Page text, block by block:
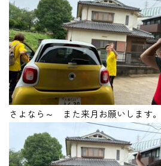
さよなら～ また来月お願いします。